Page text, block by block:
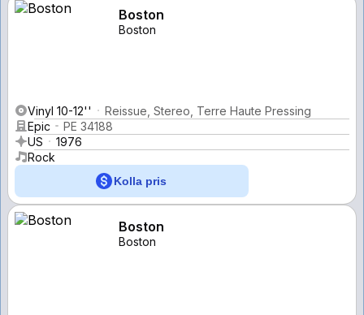
Boston
Boston
Vinyl 10-12''
Reissue, Stereo, Terre Haute Pressing
Epic
PE 34188
US
1976
Rock
Kolla pris
Boston
Boston